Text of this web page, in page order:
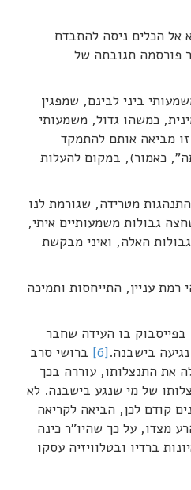
אל הכלים ניסה להתבדח
פורסמה תגובתה של
ביני לבינם, שמפגין
כמשהו גדול, משמעותי
מביאה אותם להתמקד
כאמור), במקום להעלות
מטרידה, שגורמת לנו
שחצה גבולות משמעותיים איתי,
האלה, ואיני מבקשת
רמת עניין, התייחסות ותמיכה
בו העידה שחבר
בישבנה.[6]
ברושי סרב
את התנצלותו, עוררה בכך
של מי שנגע בישבנה. לא
קודם לכן, הביאה לקריאה
מצדו, על כך שהיו"ר כינה
ברדיו ובטלוויזיה עסקו